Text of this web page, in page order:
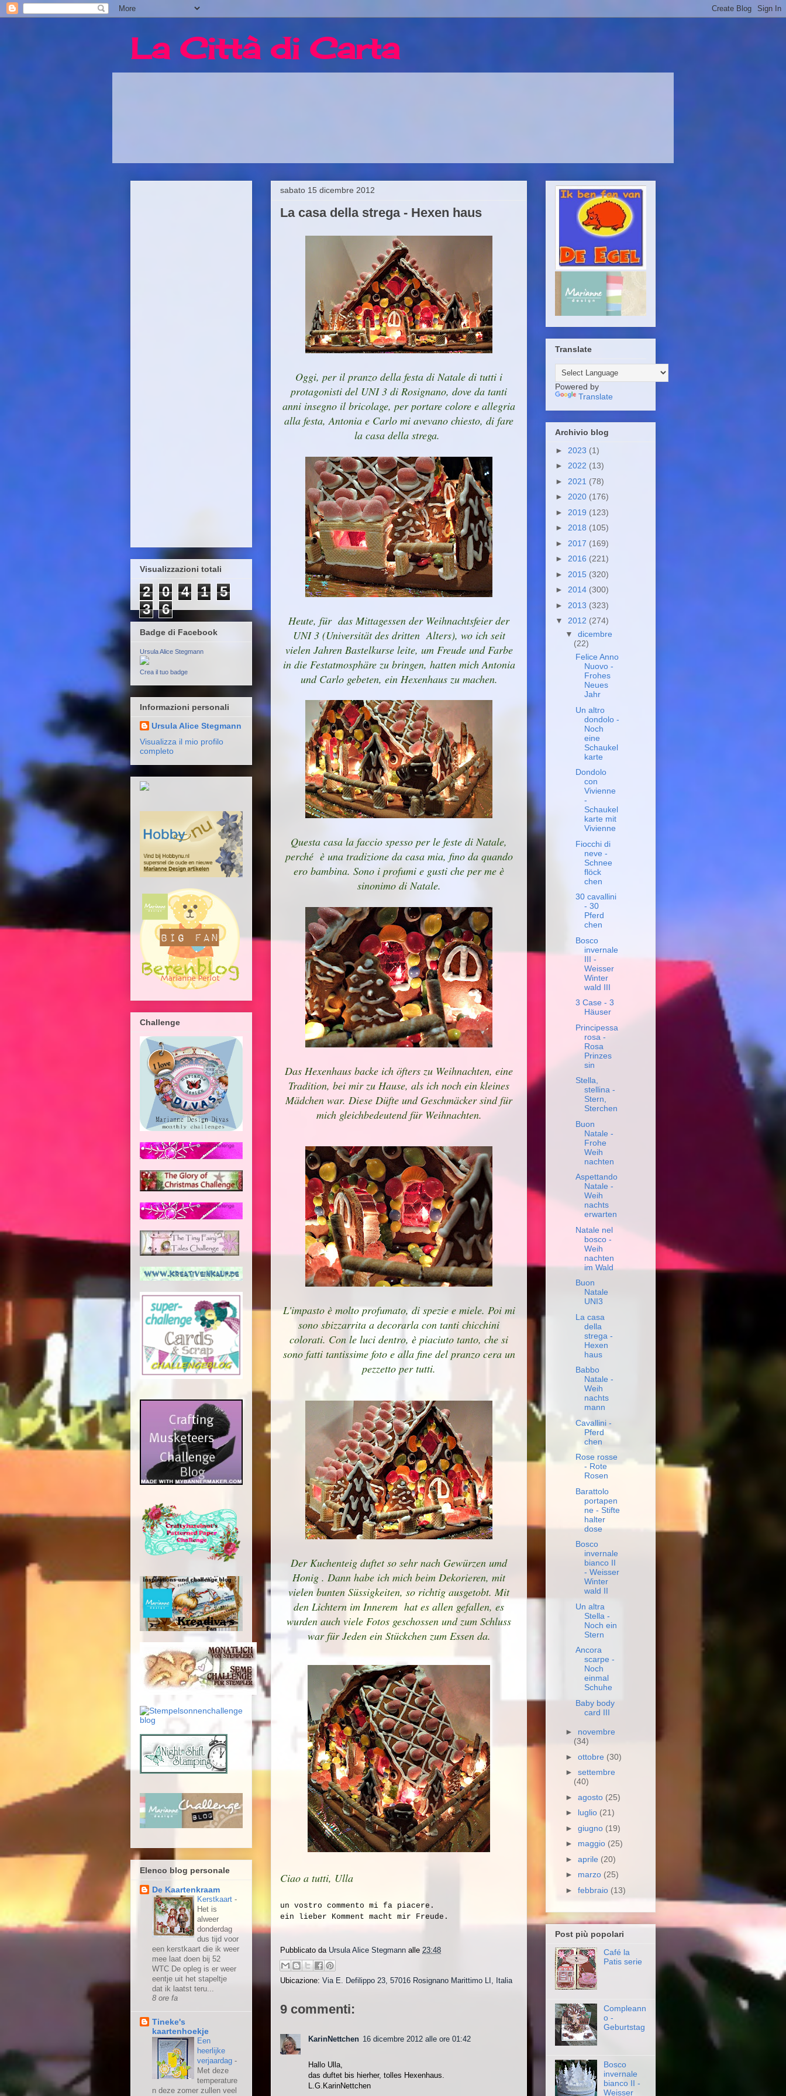
La Città di Carta
sabato 15 dicembre 2012
La casa della strega - Hexen haus
Oggi, per il pranzo della festa di Natale di tutti i
protagonisti del UNI 3 di Rosignano, dove da tanti
anni insegno il bricolage, per portare colore e allegria
alla festa, Antonia e Carlo mi avevano chiesto, di fare
la casa della strega.
Heute, für das Mittagessen der Weihnachtsfeier der
UNI 3 (Universität des dritten Alters), wo ich seit
vielen Jahren Bastelkurse leite, um Freude und Farbe
in die Festatmosphäre zu bringen, hatten mich Antonia
und Carlo gebeten, ein Hexenhaus zu machen.
Questa casa la faccio spesso per le feste di Natale,
perché è una tradizione da casa mia, fino da quando
ero bambina. Sono i profumi e gusti che per me è
sinonimo di Natale.
Das Hexenhaus backe ich öfters zu Weihnachten, eine
Tradition, bei mir zu Hause, als ich noch ein kleines
Mädchen war. Diese Düfte und Geschmäcker sind für
mich gleichbedeutend für Weihnachten.
L'impasto è molto profumato, di spezie e miele. Poi mi
sono sbizzarrita a decorarla con tanti chicchini
colorati. Con le luci dentro, è piaciuto tanto, che si
sono fatti tantissime foto e alla fine del pranzo cera un
pezzetto per tutti.
Der Kuchenteig duftet so sehr nach Gewürzen umd
Honig . Dann habe ich mich beim Dekorieren, mit
vielen bunten Süssigkeiten, so richtig ausgetobt. Mit
den Lichtern im Innerem hat es allen gefallen, es
wurden auch viele Fotos geschossen und zum Schluss
war für Jeden ein Stückchen zum Essen da.
Ciao a tutti, Ulla
un vostro commento mi fa piacere.
ein lieber Komment macht mir Freude.
Pubblicato da Ursula Alice Stegmann alle 23:48
Ubicazione: Via E. Defilippo 23, 57016 Rosignano Marittimo LI, Italia
9 commenti:
KarinNettchen 16 dicembre 2012 alle ore 01:42
Hallo Ulla,
das duftet bis hierher, tolles Hexenhaus.
L.G.KarinNettchen
Visualizzazioni totali
2 0 4 1
5
3
6
Badge di Facebook
Ursula Alice Stegmann
Crea il tuo badge
Informazioni personali
Ursula Alice Stegmann
Visualizza il mio profilo
completo
Challenge
Elenco blog personale
De Kaartenkraam
Kerstkaart -
Het is
alweer
donderdag
dus tijd voor
een kerstkaart die ik weer
mee laat doen bij 52
WTC De opleg is er weer
eentje uit het stapeltje
dat ik laatst teru...
8 ore fa
Tineke's
kaartenhoekje
Een
heerlijke
verjaardag -
Met deze
temperature
n deze zomer zullen veel
Translate
Powered by
Translate
Archivio blog
► 2023 (1)
► 2022 (13)
► 2021 (78)
► 2020 (176)
► 2019 (123)
► 2018 (105)
► 2017 (169)
► 2016 (221)
► 2015 (320)
► 2014 (300)
► 2013 (323)
▼ 2012 (274)
▼ dicembre
(22)
Felice Anno
Nuovo -
Frohes
Neues
Jahr
Un altro
dondolo -
Noch
eine
Schaukel
karte
Dondolo
con
Vivienne
-
Schaukel
karte mit
Vivienne
Fiocchi di
neve -
Schnee
flöck
chen
30 cavallini
- 30
Pferd
chen
Bosco
invernale
III -
Weisser
Winter
wald III
3 Case - 3
Häuser
Principessa
rosa -
Rosa
Prinzes
sin
Stella,
stellina -
Stern,
Sterchen
Buon
Natale -
Frohe
Weih
nachten
Aspettando
Natale -
Weih
nachts
erwarten
Natale nel
bosco -
Weih
nachten
im Wald
Buon
Natale
UNI3
La casa
della
strega -
Hexen
haus
Babbo
Natale -
Weih
nachts
mann
Cavallini -
Pferd
chen
Rose rosse
- Rote
Rosen
Barattolo
portapen
ne - Stifte
halter
dose
Bosco
invernale
bianco II
- Weisser
Winter
wald II
Un altra
Stella -
Noch ein
Stern
Ancora
scarpe -
Noch
einmal
Schuhe
Baby body
card III
► novembre
(34)
► ottobre (30)
► settembre
(40)
► agosto (25)
► luglio (21)
► giugno (19)
► maggio (25)
► aprile (20)
► marzo (25)
► febbraio (13)
Post più popolari
Café la
Patis serie
Compleann
o -
Geburtstag
Bosco
invernale
bianco II -
Weisser